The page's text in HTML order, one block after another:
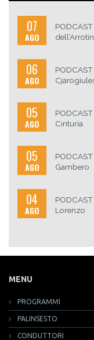
07
AGO
06
AGO
05
AGO
Cinturia
05
AGO
Gambero
04
AGO
Lorenzo
MENU
PROGRAMMI
PALINSESTO
CONDUTTORI